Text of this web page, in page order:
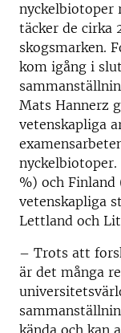
nyckelbiotoper
täcker de cirka
skogsmarken.
kom igång i
Mats Hannerz
vetenskapliga
%) och Finland
vetenskapliga
Lettland och
– Trots att
är det många
kända och kan